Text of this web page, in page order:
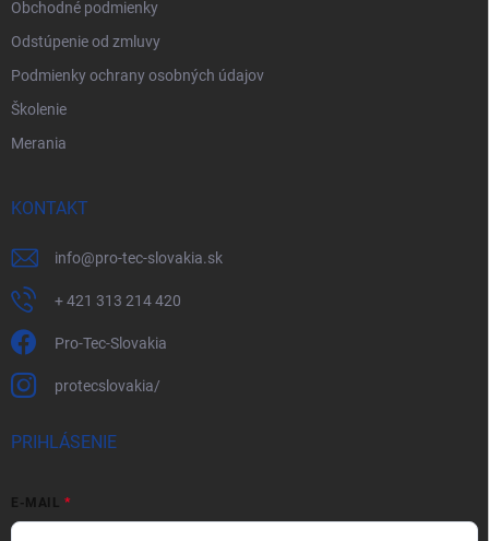
Obchodné podmienky
Odstúpenie od zmluvy
Podmienky ochrany osobných údajov
Školenie
Merania
KONTAKT
info@pro-tec-slovakia.sk
+ 421 313 214 420
Pro-Tec-Slovakia
protecslovakia/
PRIHLÁSENIE
E-MAIL